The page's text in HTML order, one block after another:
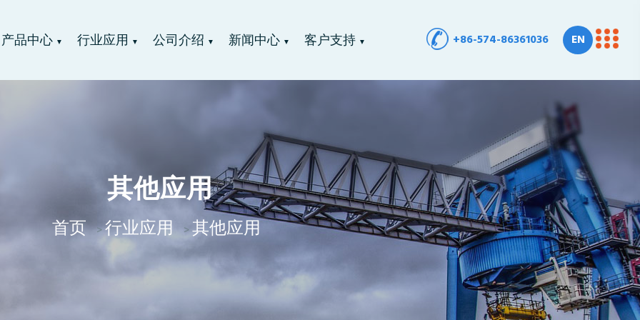
产品中心 ▼ 行业应用 ▼ 公司介绍 ▼ 新闻中心 ▼ 客户支持 ▼ +86-574-86361036 EN
其他应用
首页 >行业应用 >其他应用